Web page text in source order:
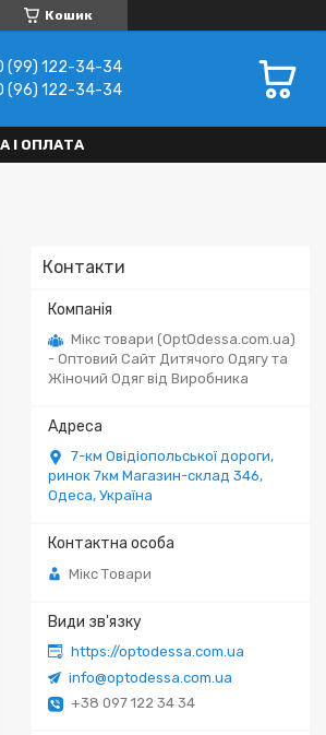
Кошик
(99) 122-34-34
(96) 122-34-34
І ОПЛАТА
Контакти
Мікс товари (OptOdessa.com.ua)
- Оптовий Сайт Дитячого Одягу та
Жіночий Одяг від Виробника
7-км Овідіопольської дороги,
ринок 7км Магазин-склад 346,
Одеса, Україна
Мікс Товари
https://optodessa.com.ua
info@optodessa.com.ua
+38 097 122 34 34